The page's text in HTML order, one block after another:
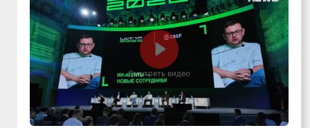
Смотреть видео